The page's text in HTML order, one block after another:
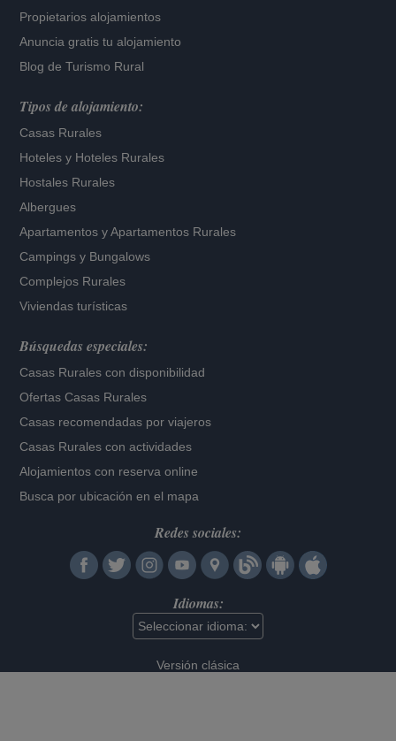
Propietarios alojamientos
Anuncia gratis tu alojamiento
Blog de Turismo Rural
Tipos de alojamiento:
Casas Rurales
Hoteles y Hoteles Rurales
Hostales Rurales
Albergues
Apartamentos yApartamentos Rurales
Campings y Bungalows
Complejos Rurales
Viviendas turísticas
Búsquedas especiales:
Casas Rurales con disponibilidad
Ofertas Casas Rurales
Casas recomendadas por viajeros
Casas Rurales con actividades
Alojamientos con reserva online
Busca por ubicación en el mapa
Redes sociales:
Idiomas:
Versión clásica